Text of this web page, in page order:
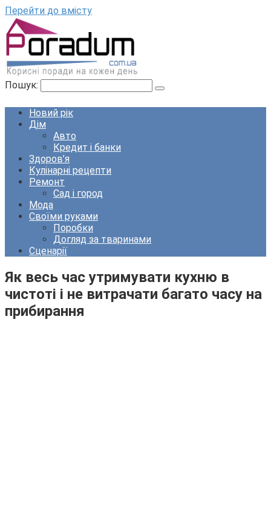
Перейти до вмісту
Пошук:
Новий рік
Дім
Авто
Кредит і банки
Здоров’я
Кулінарні рецепти
Ремонт
Сад і город
Мода
Своїми руками
Поробки
Догляд за тваринами
Сценарії
Як весь час утримувати кухню в
чистоті і не витрачати багато часу на
прибирання